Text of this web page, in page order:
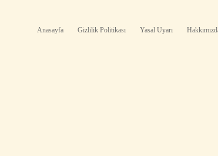
Anasayfa Gizlilik Politikası Yasal Uyarı